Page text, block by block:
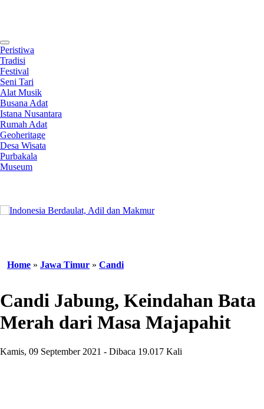
Peristiwa
Tradisi
Festival
Seni Tari
Alat Musik
Busana Adat
Istana Nusantara
Rumah Adat
Geoheritage
Desa Wisata
Purbakala
Museum
Home » Jawa Timur » Candi
Candi Jabung, Keindahan Bata
Merah dari Masa Majapahit
Kamis, 09 September 2021 - Dibaca 19.017 Kali